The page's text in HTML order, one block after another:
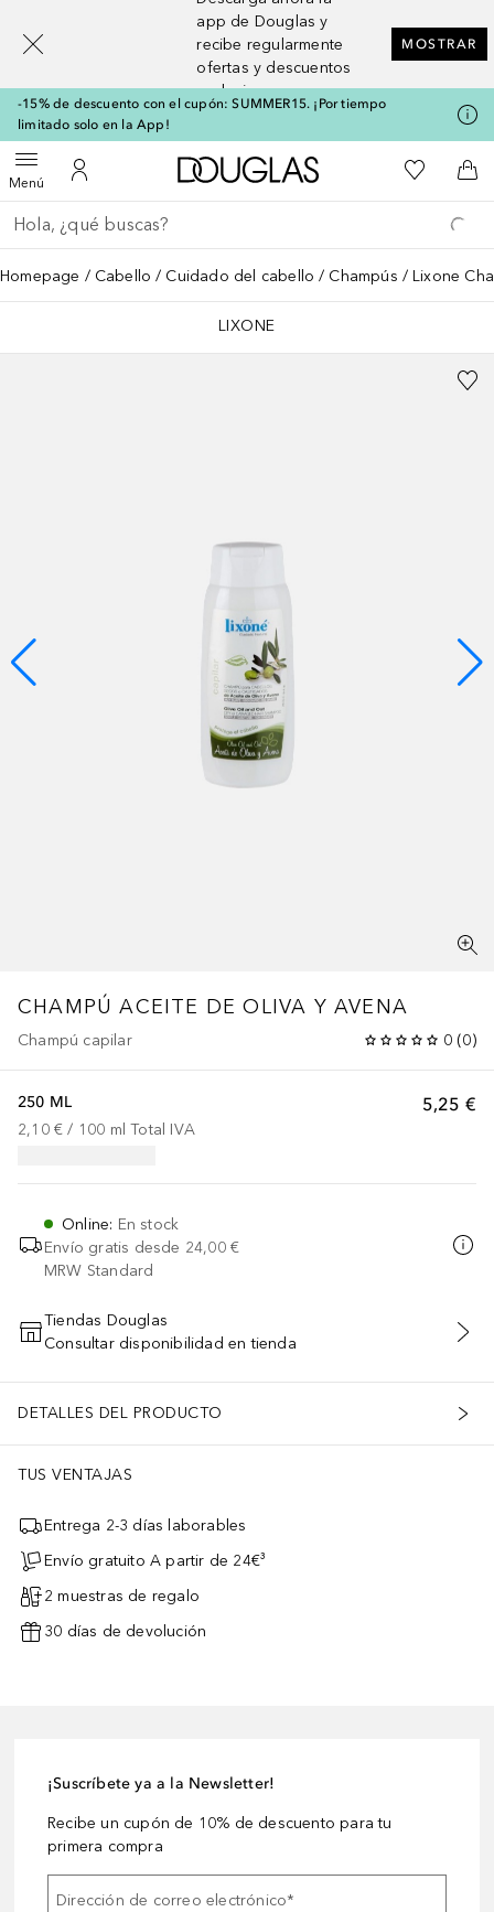
app de Douglas y
recibe regularmente
ofertas y descuentos
exclusivos
MOSTRAR
-15% de descuento con el cupón: SUMMER15. ¡Por tiempo
limitado solo en la App!
MenúAbrir menúMi cuenta
A Douglas HomeMi lista de
A
Regresar
Ejecutar búsqueda
Homepage Cabello Cuidado del cabello Champús Lixone
LIXONE
CHAMPÚ ACEITE DE OLIVA Y AVENA
Champú capilar 0 (0)
5,25 €
250 ML
2,10 € / 100 ml Total IVA
Online: En stock
Envío gratis desde 24,00 €
MRW Standard
AÑADIR AL CARRITO
Tiendas Douglas
Consultar disponibilidad en tienda
DETALLES DEL PRODUCTO
TUS VENTAJAS
Entrega 2-3 días laborables
Envío gratuito A partir de 24€³
2 muestras de regalo
30 días de devolución
¡Suscríbete ya a la Newsletter!
Recibe un cupón de 10% de descuento para tu
primera compra
Dirección de correo electrónico*
[navigation.slideout.screenreader]